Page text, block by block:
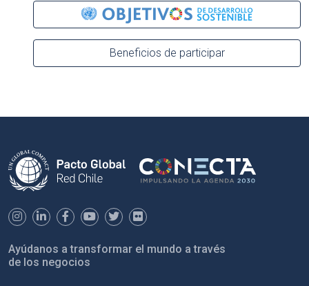
Beneficios de participar
Ayúdanos a transformar el mundo a través
de los negocios